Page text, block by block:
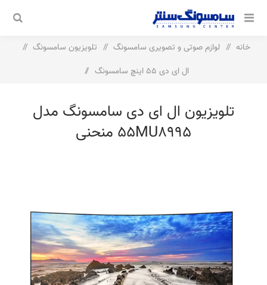
خانه / لوازم صوتی و تصویری سامسونگ / تلویزیون سامسونگ
/
ال ای دی 55 اینچ سامسونگ
/
تلویزیون ال ای دی سامسونگ مدل
55MU8995 منحنی